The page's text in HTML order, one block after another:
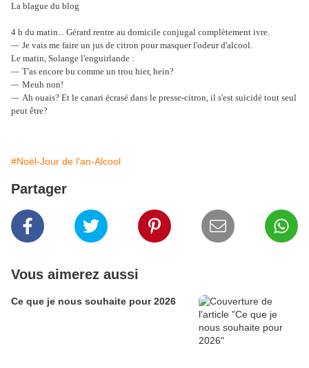
La blague du blog
4 h du matin... Gérard rentre au domicile conjugal complètement ivre.
— Je vais me faire un jus de citron pour masquer l'odeur d'alcool.
Le matin, Solange l'enguirlande :
— T'as encore bu comme un trou hier, hein?
— Meuh non!
— Ah ouais? Et le canari écrasé dans le presse-citron, il s'est suicidé tout seul
peut être?
#Noël-Jour de l'an-Alcool
Partager
Vous aimerez aussi
Ce que je nous souhaite pour 2026